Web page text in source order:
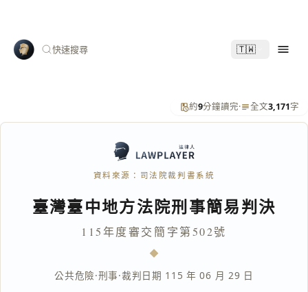
快速搜尋 🇹🇼
約9分鐘讀完· 全文3,171字
資料來源：司法院裁判書系統
臺灣臺中地方法院刑事簡易判決
115年度審交簡字第502號
公共危險·刑事·裁判日期 115 年 06 月 29 日